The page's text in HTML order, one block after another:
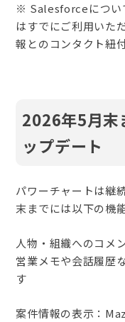
※ Salesforceについ
はすでにご利用いた
報とのコンタクト紐
2026年5月末
ップデート
パワーチャートは継
末までには以下の機
人物・組織へのコメ
営業メモや会話履歴
す
案件情報の表示：